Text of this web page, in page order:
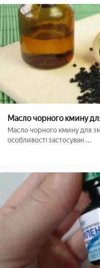
Масло чорного кмину
особливості
зростання бороди, від
Масло чорного кмину для
особливості застосуван ...